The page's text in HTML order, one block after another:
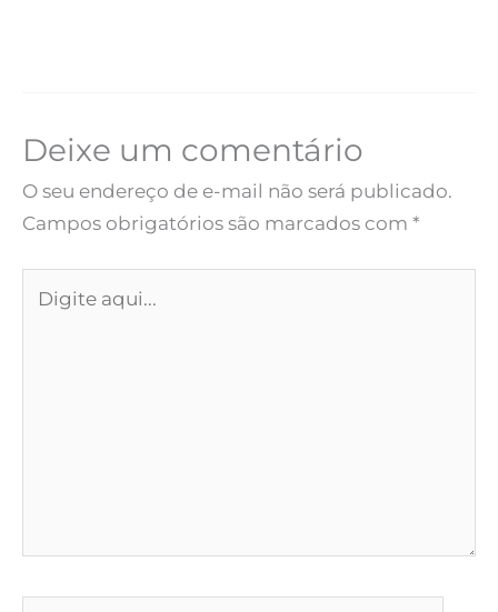
Deixe um comentário
O seu endereço de e-mail não será publicado.
Campos obrigatórios são marcados com *
aqui...